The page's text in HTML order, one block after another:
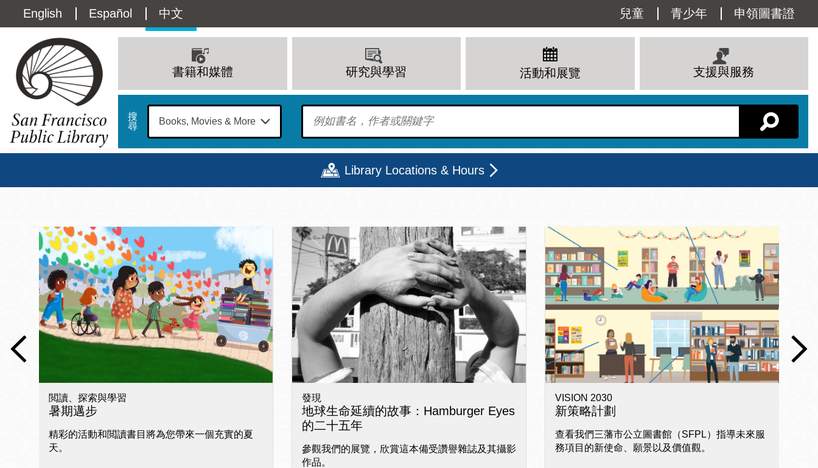
主
Language
switcher
(Content)
English Español 中文
Utility
Menu
兒童 青少年 申領圖書證
navigation
書籍和媒體 研究與學習 活動和展覽 支援與服務
搜
尋
To find?
Library Locations & Hours
Address
100
Larkin
Street
San
Francisco,
CA 94102
星期日
12 下午 - 6 下午
9 上午 - 6 下午
9 上午 - 8 下午
星期三
9 上午 - 8 下午
星期四
9 上午 - 8 下午
星期五
12 下午 - 6 下午
星期六
10 上午 - 6 下午
查看所有
總圖書館
Anza 圖書分館
Brooks-Burton
灣景區圖書分館
Golden Gate
Valley 圖書分館
Ocean View 海
景區圖書分館
OMI 流動圖書館
Richmond/參議
員 Milton Marks
列治文區圖書分
書分館
三藩市公立圖書館主頁
閲讀、探索與學習
暑期邁步
精彩的活動和閲讀書目將為您帶來一個充實的夏
天。
發現
地球生命延續的故事：Hamburger Eyes
的二十五年
參觀我們的展覽，欣賞這本備受讚譽雜誌及其攝影
作品。
VISION 2030
新策略計劃
查看我們三藩市公立圖書館（SFPL）指導未來服
務項目的新使命、願景以及價值觀。